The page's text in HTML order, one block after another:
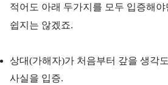
적어도 아래 두가지를 모두 입증해
쉽지는 않겠죠.
상대(가해자)가 처음부터 갚을 생각
사실을 입증.